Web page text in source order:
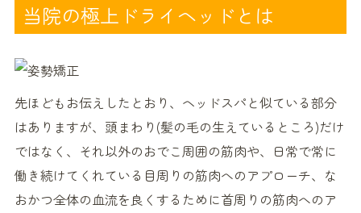
当院の極上ドライヘッドとは
先ほどもお伝えしたとおり、ヘッドスパと似ている部分
はありますが、頭まわり(髪の毛の生えているところ)だけ
ではなく、それ以外のおでこ周囲の筋肉や、日常で常に
働き続けてくれている目周りの筋肉へのアプローチ、な
おかつ全体の血流を良くするために首周りの筋肉へのア